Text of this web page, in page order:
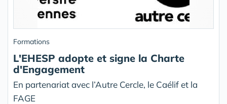
Formations
L'EHESP adopte et signe la Charte
d'Engagement
En partenariat avec l’Autre Cercle, le Caélif et la
FAGE